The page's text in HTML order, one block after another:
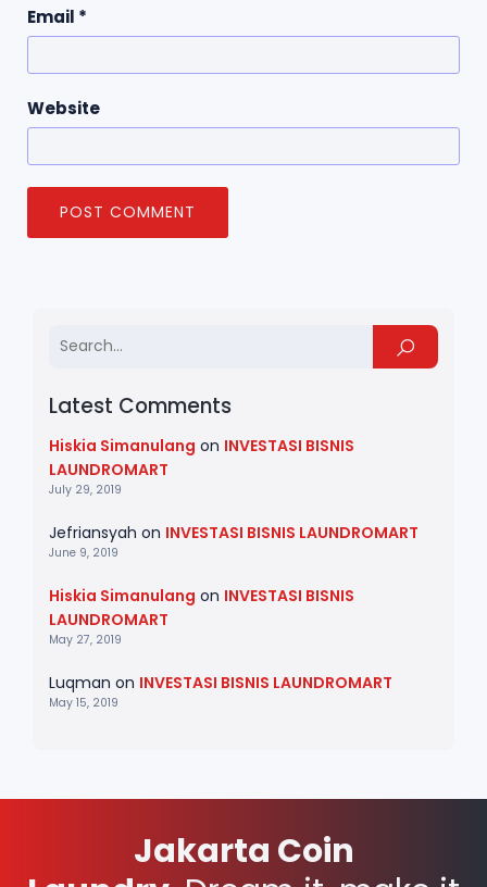
Latest Comments
Hiskia Simanulang on INVESTASI BISNIS
LAUNDROMART
July 29, 2019
Jefriansyah on INVESTASI BISNIS LAUNDROMART
June 9, 2019
Hiskia Simanulang on INVESTASI BISNIS
LAUNDROMART
May 27, 2019
Luqman on INVESTASI BISNIS LAUNDROMART
May 15, 2019
Email *
Website
Jakarta Coin